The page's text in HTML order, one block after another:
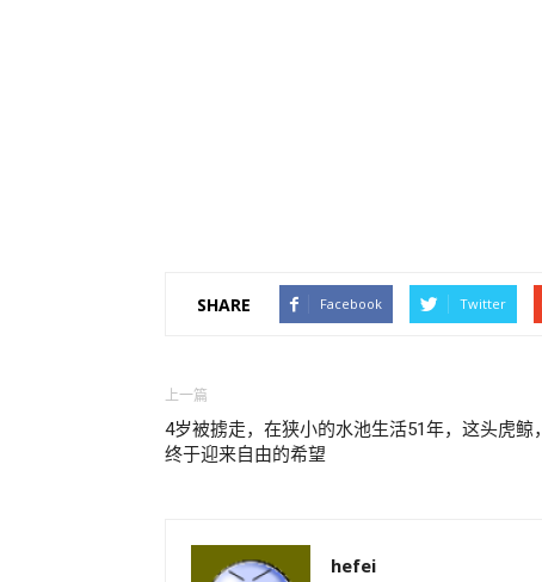
SHARE Facebook Twitter
上一篇
4岁被掳走，在狭小的水池生活51年，这头虎鲸，
终于迎来自由的希望
hefei